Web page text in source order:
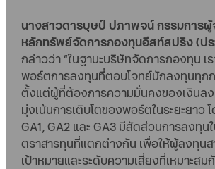
นางสาวดารบุษป์ ปภาพจน์ กรรมการ
หลักทรัพย์จัดการกองทุนอีสท์สปริง (ปร
กล่าวว่า “ในฐานะบริษัทจัดการกองทุน เ
พอร์ตการลงทุนที่ตอบโจทย์นักลงทุนทุก
ตั้งแต่ผู้ที่ต้องการความมั่นคงของเงินล
มุ่งเน้นการเติบโตของพอร์ตในระยะยาว
GA1, GA2 และ GA3 มีสัดส่วนการลงทุน
ตราสารทุนที่แตกต่างกัน เพื่อให้ผู้ลงทุนส
เป้าหมายและระดับความเสี่ยงที่เหมาะสม